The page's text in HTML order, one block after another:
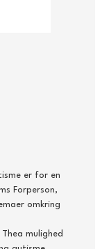
er for en
Forperson,
omkring
mulighed